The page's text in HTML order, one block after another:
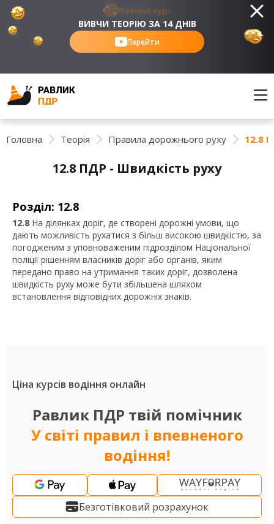
Повний курс
ВИВЧИ ТЕОРІЮ ЗА 14 ДНІВ
Перейти
Головна Теорія Правила дорожнього руху 12.8
12.8 ПДР - Швидкість руху
Розділ: 12.8
12.8 На ділянках доріг, де створені дорожні умови, що
дають можливість рухатися з більш високою швидкістю, за
погодженим з уповноваженим підрозділом Національної
поліції рішенням власників доріг або органів, яким
передано право на утримання таких доріг, дозволена
швидкість руху може бути збільшена шляхом
встановлення відповідних дорожніх знаків.
Ціна курсів водіння онлайн
Равлик ПДР твій помічник
У світі правил і впевненого
водіння!
Безготівковий розрахунок